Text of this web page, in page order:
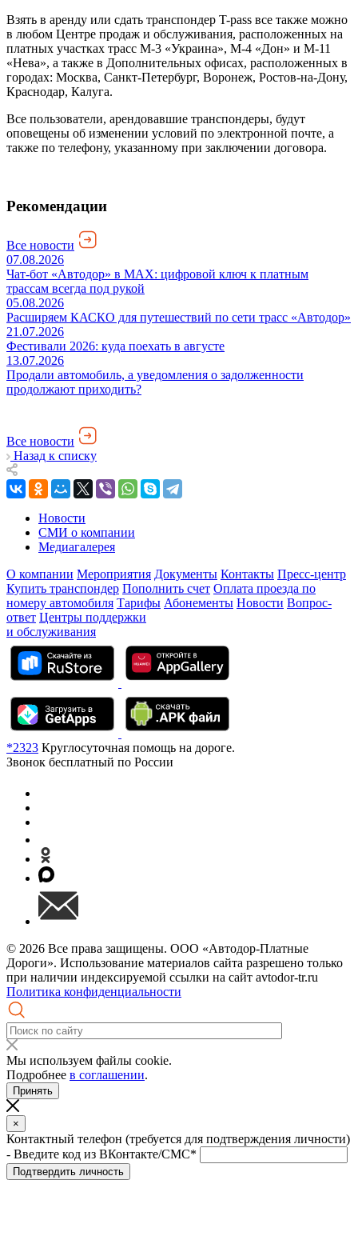
Взять в аренду или сдать транспондер T-pass все также можно
в любом Центре продаж и обслуживания, расположенных на
платных участках трасс М-3 «Украина», М-4 «Дон» и М-11
«Нева», а также в Дополнительных офисах, расположенных в
городах: Москва, Санкт-Петербург, Воронеж, Ростов-на-Дону,
Краснодар, Калуга.
Все пользователи, арендовавшие транспондеры, будут
оповещены об изменении условий по электронной почте, а
также по телефону, указанному при заключении договора.
Рекомендации
Все новости
07.08.2026
Чат-бот «Автодор» в MAX: цифровой ключ к платным
трассам всегда под рукой
05.08.2026
Расширяем КАСКО для путешествий по сети трасс «Автодор»
21.07.2026
Фестивали 2026: куда поехать в августе
13.07.2026
Продали автомобиль, а уведомления о задолженности
продолжают приходить?
Все новости
Назад к списку
Новости
СМИ о компании
Медиагалерея
О компании Мероприятия Документы Контакты Пресс-центр
Купить транспондер Пополнить счет Оплата проезда по
номеру автомобиля Тарифы Абонементы Новости Вопрос-
ответ Центры поддержки
и обслуживания
*2323 Круглосуточная помощь на дороге.
Звонок бесплатный по России
© 2026 Все права защищены. ООО «Автодор-Платные
Дороги». Использование материалов сайта разрешено только
при наличии индексируемой ссылки на сайт avtodor-tr.ru
Политика конфиденциальности
Мы используем файлы cookie.
Подробнее в соглашении.
Принять
×
Контактный телефон (требуется для подтверждения личности)
- Введите код из ВКонтакте/СМС*
Подтвердить личность